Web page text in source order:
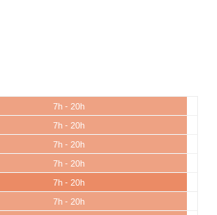
7h - 20h
7h - 20h
7h - 20h
7h - 20h
7h - 20h
7h - 20h